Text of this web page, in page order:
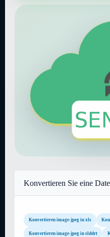
Konvertieren Sie eine
Konvertieren image-jpeg in xls
Konvertieren image-jpeg in slddrt